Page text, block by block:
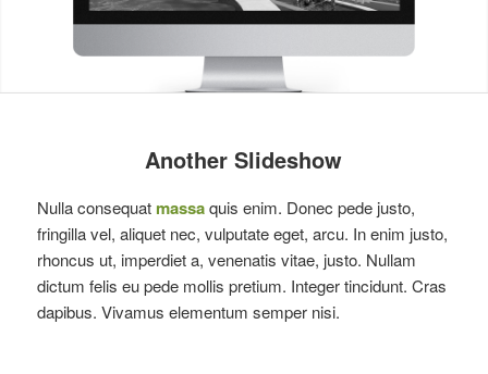
Another Slideshow
Nulla consequat massaquis enim. Donec pede justo,
fringilla vel, aliquet nec, vulputate eget, arcu. In enim justo,
rhoncus ut, imperdiet a, venenatis vitae, justo. Nullam
dictum felis eu pede mollis pretium. Integer tincidunt. Cras
dapibus. Vivamus elementum semper nisi.